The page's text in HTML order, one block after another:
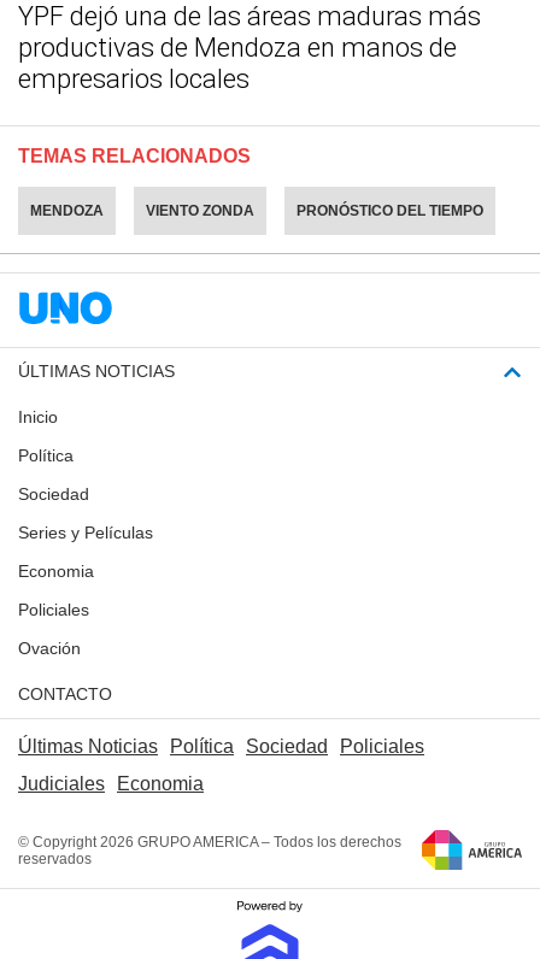
YPF dejó una de las áreas maduras más
productivas de Mendoza en manos de
empresarios locales
TEMAS RELACIONADOS
MENDOZA VIENTO ZONDA PRONÓSTICO DEL TIEMPO
ÚLTIMAS NOTICIAS
Inicio
Política
Sociedad
Series y Películas
Economia
Policiales
Ovación
CONTACTO
Últimas Noticias Política Sociedad
Policiales
Judiciales
Economia
© Copyright 2026 GRUPO AMERICA – Todos los derechos
reservados